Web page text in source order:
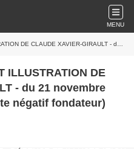
MENU
- du 21 novembre 2022 (J+5087 après le vote négatif fondateur)
ILLUSTRATION DE
- du 21 novembre
négatif fondateur)